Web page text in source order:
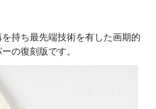
持ち最先端技術を有した画期的
の復刻版です。